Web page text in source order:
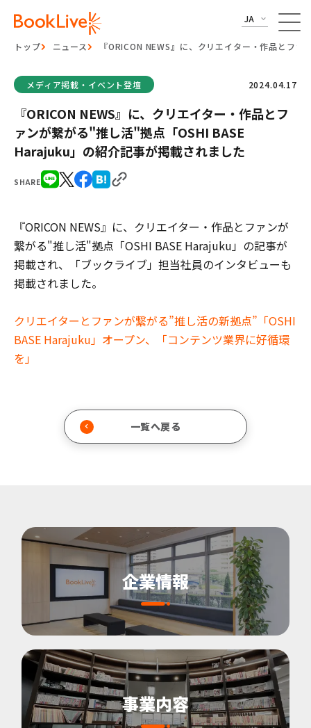
JA
トップ ニュース 『ORICON NEWS』に、クリエイター・作品とフ
SHARE
メディア掲載・イベント登壇 2024.04.17
『ORICON NEWS』に、クリエイター・作品とフ
ァンが繋がる"推し活"拠点「OSHI BASE
Harajuku」の紹介記事が掲載されました
『ORICON NEWS』に、クリエイター・作品とファンが
繋がる"推し活"拠点「OSHI BASE Harajuku」の記事が
掲載され、「ブックライブ」担当社員のインタビューも
掲載されました。
クリエイターとファンが繋がる”推し活の新拠点”「OSHI
BASE Harajuku」オープン、「コンテンツ業界に好循環
を」
一覧へ戻る
企業情報
事業内容